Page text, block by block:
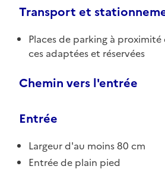
Transport et
Places de parking à
ces adaptées et réservées
Chemin vers l'entrée
Entrée
Largeur d'au moins 80 cm
Entrée de plain pied